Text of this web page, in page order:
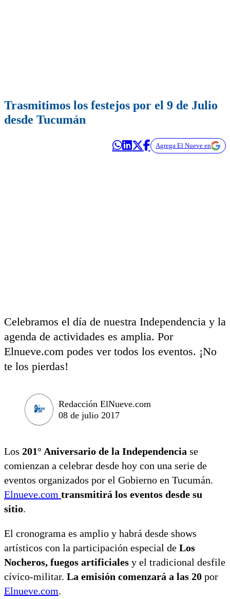
Trasmitimos los festejos por el 9 de Julio
desde Tucumán
Agrega El Nueve en
Celebramos el día de nuestra Independencia y la
agenda de actividades es amplia. Por
Elnueve.com podes ver todos los eventos. ¡No
te los pierdas!
Redacción ElNueve.com
08 de julio 2017
Los 201° Aniversario de la Independencia se
comienzan a celebrar desde hoy con una serie de
eventos organizados por el Gobierno en Tucumán.
Elnueve.com transmitirá los eventos desde su
sitio.
El cronograma es amplio y habrá desde shows
artísticos con la participación especial de Los
Nocheros, fuegos artificiales y el tradicional desfile
cívico-militar. La emisión comenzará a las 20 por
Elnueve.com.